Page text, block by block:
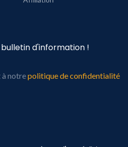
d'information !
à notrepolitique de confidentialité